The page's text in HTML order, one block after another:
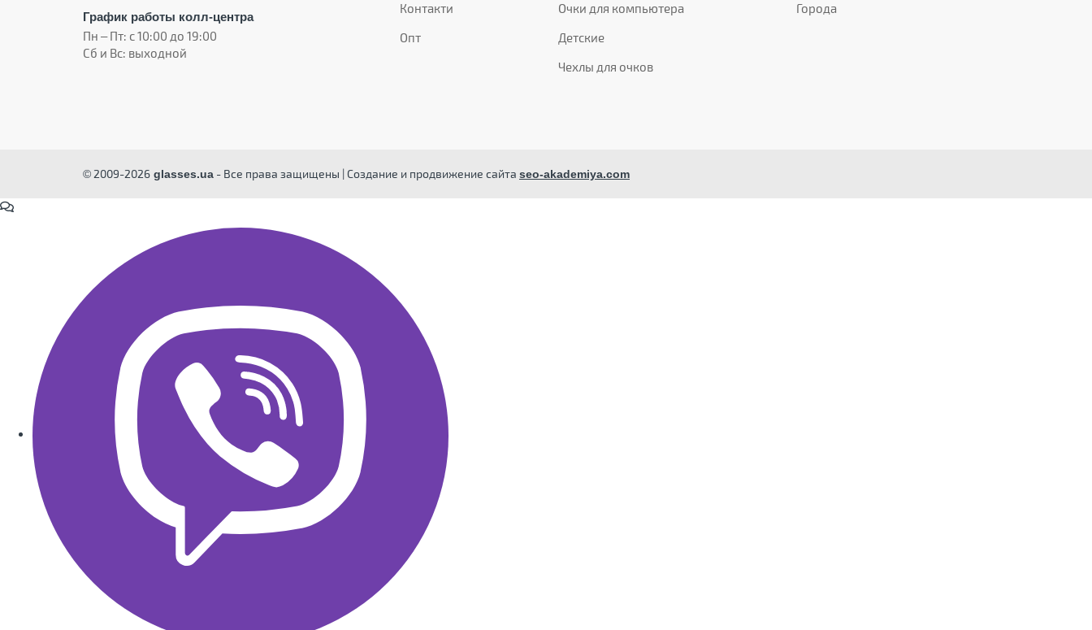
График работы колл-центра
Пн – Пт: с 10:00 до 19:00
Сб и Вс: выходной
Контакти
Опт
Очки для компьютера
Детские
Чехлы для очков
Города
© 2009-2026 glasses.ua - Все права защищены | Создание и продвижение сайта seo-akademiya.com